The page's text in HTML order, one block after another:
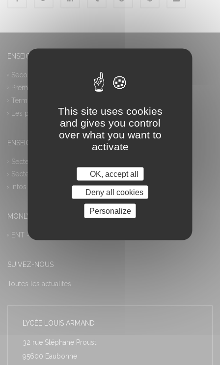
ENSEIGNEMENT GÉNÉRAL
Seconde générale et technologique
Première générale
Terminale générale
Les plus
ENSEIGNEMENT PROFESSIONNEL
Secteur industriel
Secteur tertiaire
Infos pratiques
MONLYCEE.NET (ENT) – PRONOTE
ENT – Accès à PRONOTE
SUIVEZ-NOUS
Toutes les actualités
LYCÉE LOUIS ARMAND
32 rue Stéphane Proust
95600 Eaubonne
This site uses cookies
and gives you control
over what you want to
activate
OK, accept all
Deny all cookies
Personalize